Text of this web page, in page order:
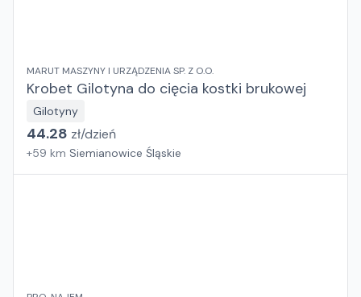
MARUT MASZYNY I URZĄDZENIA SP. Z O.O.
Krobet Gilotyna do cięcia kostki brukowej
Gilotyny
44.28 zł/dzień
+59 km Siemianowice Śląskie